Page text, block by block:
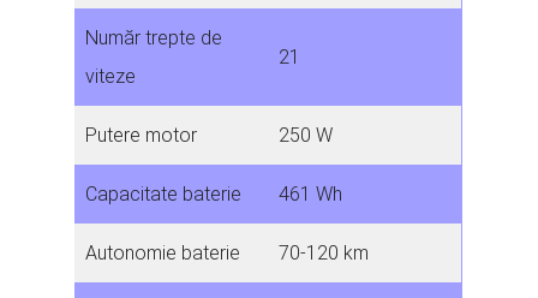
Număr trepte de
viteze
21
Putere motor 250 W
Capacitate baterie 461 Wh
Autonomie baterie 70-120 km